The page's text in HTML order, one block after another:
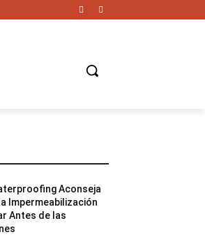
Aconseja
Impermeabilización
Antes de las